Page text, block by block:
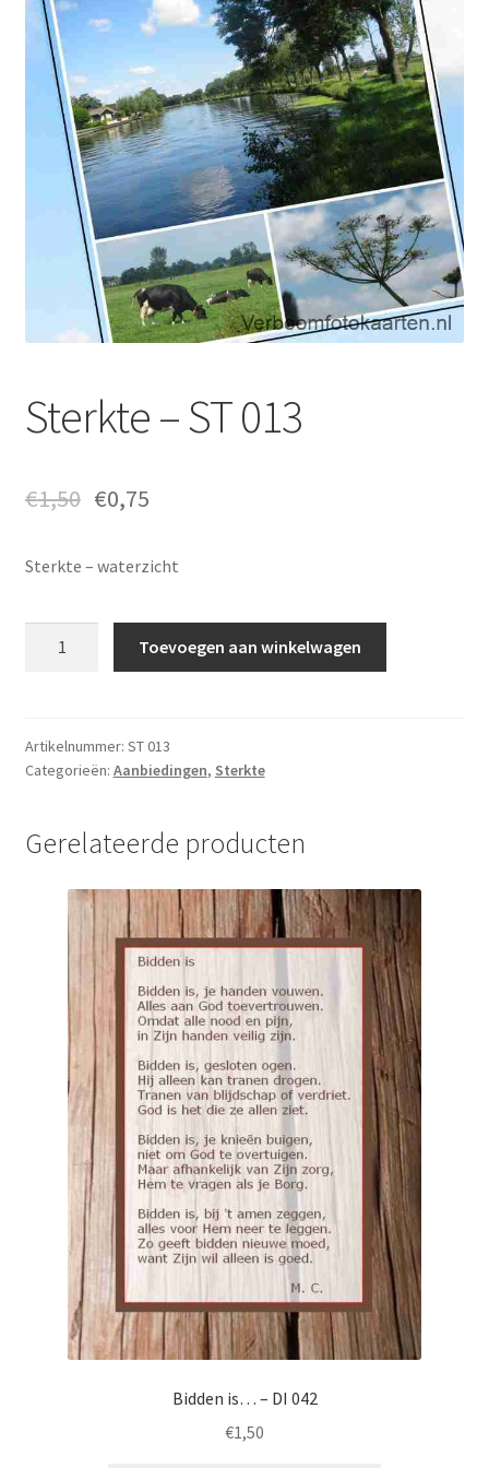
Sterkte – ST 013
€1,50 €0,75
Sterkte – waterzicht
aantal
Toevoegen aan winkelwagen
Artikelnummer: ST 013
Categorieën: Aanbiedingen, Sterkte
Gerelateerde producten
Bidden is… – DI 042
€1,50